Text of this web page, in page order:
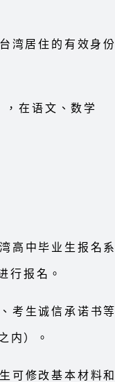
湾居住的有效身份
在语文、数学
高中毕业生报名系
报名。
考生诚信承诺书等
内）。
可修改基本材料和